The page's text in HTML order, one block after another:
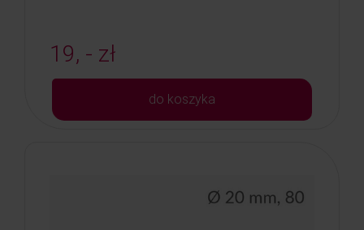
19, - zł
do koszyka